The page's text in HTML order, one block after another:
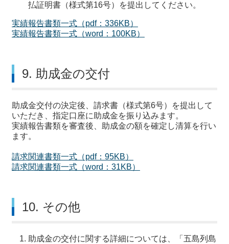
払証明書（様式第16号）を提出してください。
実績報告書類一式（pdf：336KB）
実績報告書類一式（word：100KB）
9. 助成金の交付
助成金交付の決定後、請求書（様式第6号）を提出して
いただき、指定口座に助成金を振り込みます。
実績報告書類を審査後、助成金の額を確定し清算を行い
ます。
請求関連書類一式（pdf：95KB）
請求関連書類一式（word：31KB）
10. その他
助成金の交付に関する詳細については、「五島列島